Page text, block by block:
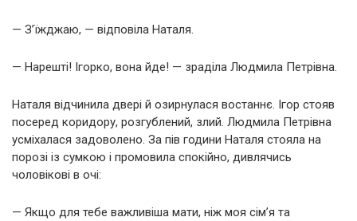
— З’їжджаю, — відповіла Наталя.
— Нарешті! Ігорко, вона йде! — зраділа Людмила Петрівна.
Наталя відчинила двері й озирнулася востаннє. Ігор стояв
посеред коридору, розгублений, злий. Людмила Петрівна
усміхалася задоволено. За пів години Наталя стояла на
порозі із сумкою і промовила спокійно, дивлячись
чоловікові в очі:
— Якщо для тебе важливіша мати, ніж моя сім’я та